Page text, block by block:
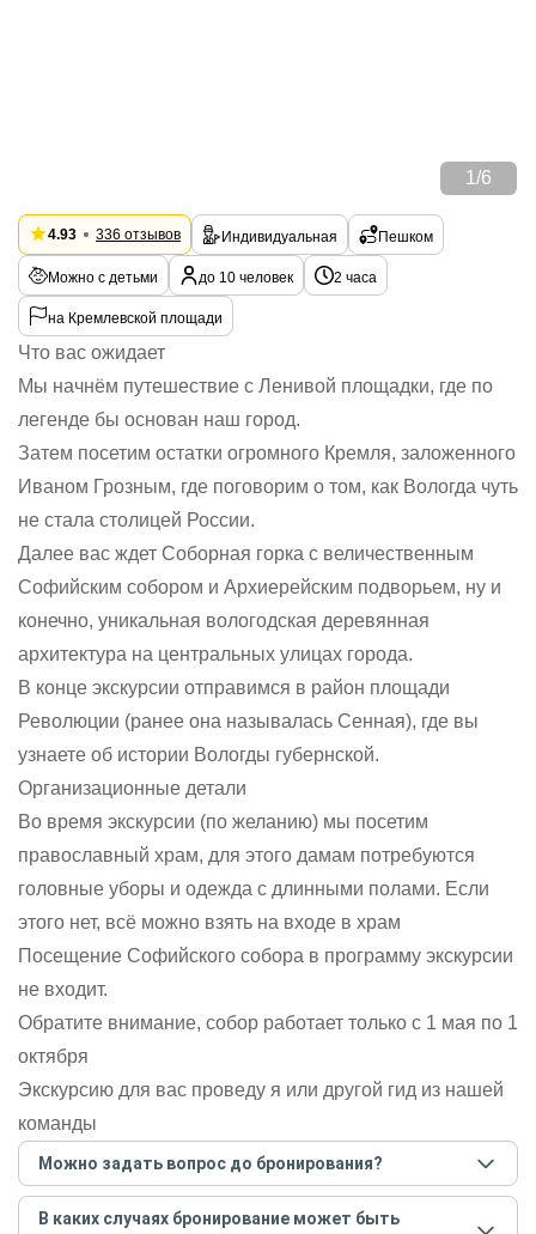
1 /6
4.93 336 отзывов Индивидуальная Пешком
Можно с детьми до 10 человек 2 часа
на Кремлевской площади
Что вас ожидает
Мы начнём путешествие с Ленивой площадки, где по
легенде бы основан наш город.
Затем посетим остатки огромного Кремля, заложенного
Иваном Грозным, где поговорим о том, как Вологда чуть
не стала столицей России.
Далее вас ждет Соборная горка с величественным
Софийским собором и Архиерейским подворьем, ну и
конечно, уникальная вологодская деревянная
архитектура на центральных улицах города.
В конце экскурсии отправимся в район площади
Революции (ранее она называлась Сенная), где вы
узнаете об истории Вологды губернской.
Организационные детали
Во время экскурсии (по желанию) мы посетим
православный храм, для этого дамам потребуются
головные уборы и одежда с длинными полами. Если
этого нет, всё можно взять на входе в храм
Посещение Софийского собора в программу экскурсии
не входит.
Обратите внимание, собор работает только с 1 мая по 1
октября
Экскурсию для вас проведу я или другой гид из нашей
команды
Можно задать вопрос до бронирования?
Достаточно перейти по ссылке «Задать вопрос» и
написать гиду. Платить при этом не нужно. Сначала
В каких случаях бронирование может быть